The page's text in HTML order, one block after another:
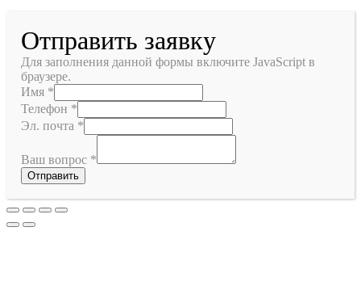
Отправить заявку
Для заполнения данной формы включите JavaScript в
браузере.
Имя *
Телефон *
Эл. почта *
Ваш вопрос *
Отправить